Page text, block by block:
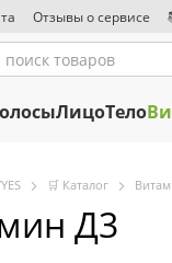
Отзывы о сервисе
Редакционная политика
ЛицоТело
🛒 Каталог
Д3